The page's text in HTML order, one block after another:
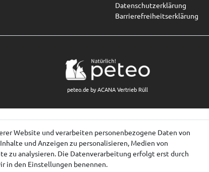
Datenschutzerklärung
Barrierefreiheitserklärung
peteo.de by ACANA Vertrieb Rüll
Website und verarbeiten personenbezogene Daten von
und Anzeigen zu personalisieren, Medien von
zu analysieren. Die Datenverarbeitung erfolgt erst durch
in den Einstellungen benennen.